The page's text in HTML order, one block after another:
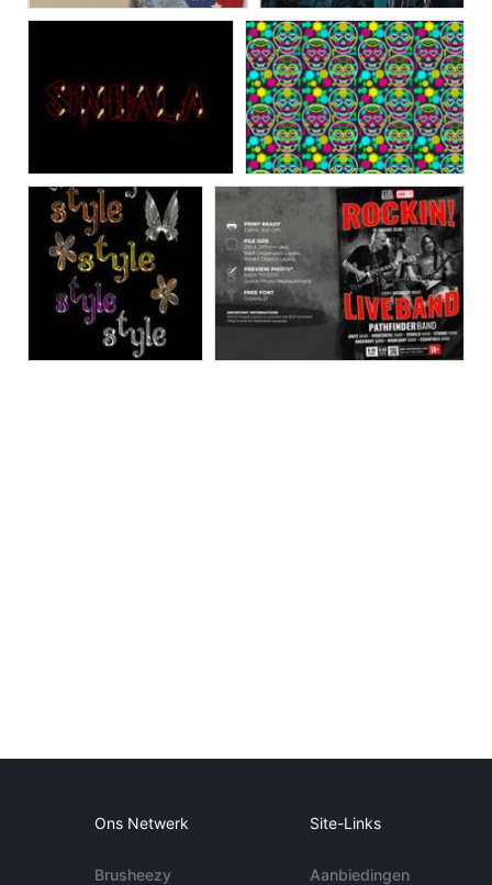
Ons Netwerk
Brusheezy
Site-Links
Aanbiedingen